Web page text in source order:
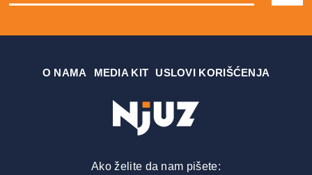
О NAMA MEDIA KIT USLOVI KORIŠĆENJA
Ako želite da nam pišete: